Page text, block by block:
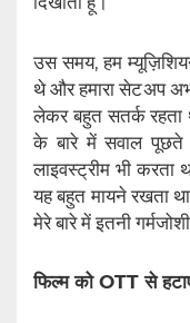
उस समय, हम
थे और हमारा सेटअप
लेकर बहुत सतर्क
के बारे में सवाल
लाइवस्ट्रीम भी
यह बहुत मायने रखता
मेरे बारे में इतनी
फिल्म को OTT से